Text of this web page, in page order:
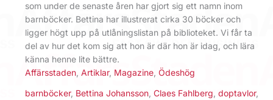
som under de senaste åren har gjort sig ett namn inom
barnböcker. Bettina har illustrerat cirka 30 böcker och
ligger högt upp på utlåningslistan på biblioteket. Vi får ta
del av hur det kom sig att hon är där hon är idag, och lära
känna henne lite bättre.
Affärsstaden Artiklar, Magazine Ödeshög
barnböcker, Bettina Johansson Claes Fahlberg doptavlor,